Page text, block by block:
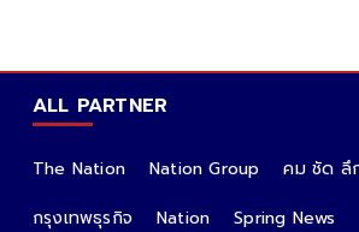
ALL PARTNER
The Nation Nation Group
คม ชัด ลึ
กรุงเทพธุรกิจ
Nation
Spring News